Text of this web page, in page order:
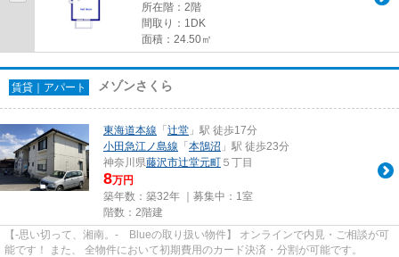
所在階：2階
間取り：1DK
面積：24.50㎡
賃貸｜アパート メゾンさくら
東海道本線 「 辻堂 」駅 徒歩17分
小田急江ノ島線 「 本鵠沼 」駅 徒歩23分
神奈川県藤沢市辻堂元町 ５丁目
8万円
築年数：築32年 ｜募集中： 1室
階数：2階建
【-思い切って、湘南。- Blueの取り扱い物件】 オンラインで内見・ご相談が可
能です！ また、 全物件において初期費用のカード決済・分割が可能です。